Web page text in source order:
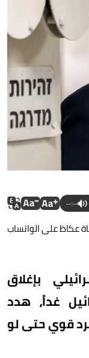
--:--
عكاظ على الواتساب
بإغلاق
غداً، هدد
قوي حتى لو